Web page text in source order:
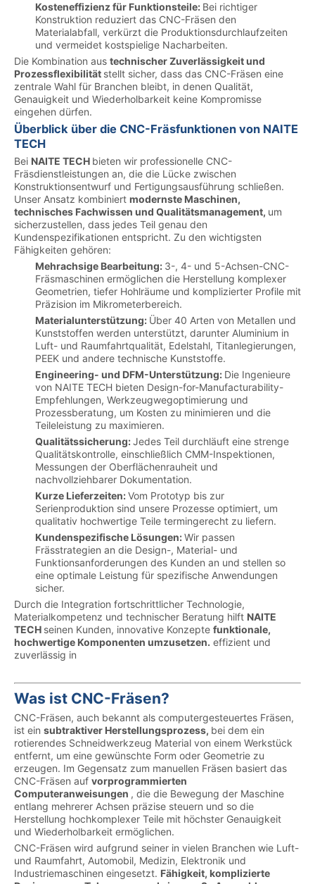
Kosteneffizienz für Funktionsteile: Bei richtiger
Konstruktion reduziert das CNC-Fräsen den
Materialabfall, verkürzt die Produktionsdurchlaufzeiten
und vermeidet kostspielige Nacharbeiten.
Die Kombination aus technischer Zuverlässigkeit und
Prozessflexibilität stellt sicher, dass das CNC-Fräsen eine
zentrale Wahl für Branchen bleibt, in denen Qualität,
Genauigkeit und Wiederholbarkeit keine Kompromisse
eingehen dürfen.
Überblick über die CNC-Fräsfunktionen von NAITE
TECH
Bei NAITE TECH bieten wir professionelle CNC-
Fräsdienstleistungen an, die die Lücke zwischen
Konstruktionsentwurf und Fertigungsausführung schließen.
Unser Ansatz kombiniert modernste Maschinen,
technisches Fachwissen und Qualitätsmanagement, um
sicherzustellen, dass jedes Teil genau den
Kundenspezifikationen entspricht. Zu den wichtigsten
Fähigkeiten gehören:
Mehrachsige Bearbeitung: 3-, 4- und 5-Achsen-CNC-
Fräsmaschinen ermöglichen die Herstellung komplexer
Geometrien, tiefer Hohlräume und komplizierter Profile mit
Präzision im Mikrometerbereich.
Materialunterstützung: Über 40 Arten von Metallen und
Kunststoffen werden unterstützt, darunter Aluminium in
Luft- und Raumfahrtqualität, Edelstahl, Titanlegierungen,
PEEK und andere technische Kunststoffe.
Engineering- und DFM-Unterstützung: Die Ingenieure
von NAITE TECH bieten Design-for-Manufacturability-
Empfehlungen, Werkzeugwegoptimierung und
Prozessberatung, um Kosten zu minimieren und die
Teileleistung zu maximieren.
Qualitätssicherung:Jedes Teil durchläuft eine strenge
Qualitätskontrolle, einschließlich CMM-Inspektionen,
Messungen der Oberflächenrauheit und
nachvollziehbarer Dokumentation.
Kurze Lieferzeiten:Vom Prototyp bis zur
Serienproduktion sind unsere Prozesse optimiert, um
qualitativ hochwertige Teile termingerecht zu liefern.
Kundenspezifische Lösungen:Wir passen
Frässtrategien an die Design-, Material- und
Funktionsanforderungen des Kunden an und stellen so
eine optimale Leistung für spezifische Anwendungen
sicher.
Durch die Integration fortschrittlicher Technologie,
Materialkompetenz und technischer Beratung hilft NAITE
TECH seinen Kunden, innovative Konzepte funktionale,
hochwertige Komponenten umzusetzen. effizient und
zuverlässig in
Was ist CNC-Fräsen?
CNC-Fräsen, auch bekannt als computergesteuertes Fräsen,
ist ein subtraktiver Herstellungsprozess, bei dem ein
rotierendes Schneidwerkzeug Material von einem Werkstück
entfernt, um eine gewünschte Form oder Geometrie zu
erzeugen. Im Gegensatz zum manuellen Fräsen basiert das
CNC-Fräsen auf vorprogrammierten
Computeranweisungen , die die Bewegung der Maschine
entlang mehrerer Achsen präzise steuern und so die
Herstellung hochkomplexer Teile mit höchster Genauigkeit
und Wiederholbarkeit ermöglichen.
CNC-Fräsen wird aufgrund seiner in vielen Branchen wie Luft-
und Raumfahrt, Automobil, Medizin, Elektronik und
Industriemaschinen eingesetzt. Fähigkeit, komplizierte